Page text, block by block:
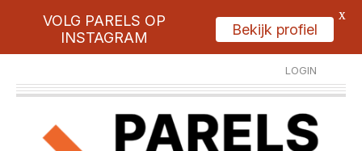
LOGIN
REGISTREER
VOLG PARELS OP
INSTAGRAM
Bekijk profiel
X